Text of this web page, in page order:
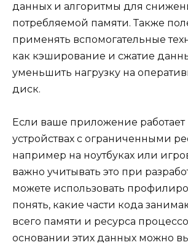
данных и алгоритмы для
потребляемой памяти. Также
применять вспомогательные
как кэширование и сжатие
уменьшить нагрузку на
диск.
Если ваше приложение работает
устройствах с ограниченными
например на ноутбуках или
важно учитывать это при
можете использовать
понять, какие части кода
всего памяти и ресурса
основании этих данных можно